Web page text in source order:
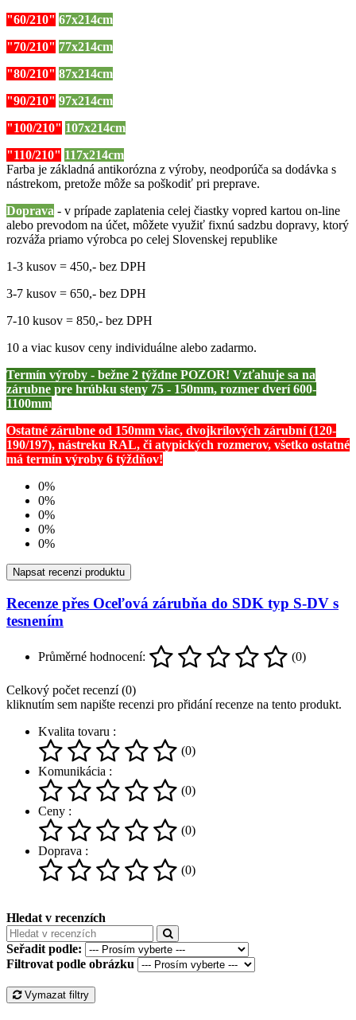
"60/210" 67x214cm
"70/210" 77x214cm
"80/210" 87x214cm
"90/210" 97x214cm
"100/210" 107x214cm
"110/210" 117x214cm
Farba je základná antikorózna z výroby, neodporúča sa dodávka s
nástrekom, pretože môže sa poškodiť pri preprave.
Doprava - v prípade zaplatenia celej čiastky vopred kartou on-line
alebo prevodom na účet, môžete využiť fixnú sadzbu dopravy, ktorý
rozváža priamo výrobca po celej Slovenskej republike
1-3 kusov = 450,- bez DPH
3-7 kusov = 650,- bez DPH
7-10 kusov = 850,- bez DPH
10 a viac kusov ceny individuálne alebo zadarmo.
Termín výroby - bežne 2 týždne POZOR! Vzťahuje sa na
zárubne pre hrúbku steny 75 - 150mm, rozmer dverí 600-
1100mm
Ostatné zárubne od 150mm viac, dvojkrílových zárubní (120-
190/197), nástreku RAL, či atypických rozmerov, všetko ostatné
má termín výroby 6 týždňov!
0%
0%
0%
0%
0%
Napsat recenzi produktu
Recenze přes Oceľová zárubňa do SDK typ S-DV s
tesnením
Průměrné hodnocení: (0)
Celkový počet recenzí (0)
kliknutím sem napište recenzi pro přidání recenze na tento produkt.
Kvalita tovaru :
(0)
Komunikácia :
(0)
Ceny :
(0)
Doprava :
(0)
Hledat v recenzích
Seřadit podle:
Filtrovat podle obrázku
Vymazat filtry